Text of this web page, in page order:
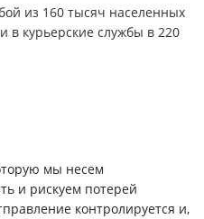
из 160 тысяч населенных
в курьерские службы в 220
мы несем
и рискуем потерей
контролируется и,